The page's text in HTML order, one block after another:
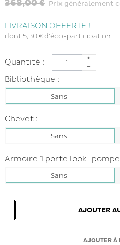
368,00 € Prix généralement
LIVRAISON OFFERTE !
dont 5,30 € d'éco-participation
Quantité :
Bibliothèque :
Sans
Chevet :
Sans
Armoire 1 porte look "pompe
Sans
AJOUTER
AJOUTER À